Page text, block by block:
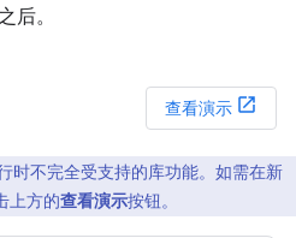
后。
查看演示
时不完全受支持的库功能。如需在新
上方的查看演示按钮。